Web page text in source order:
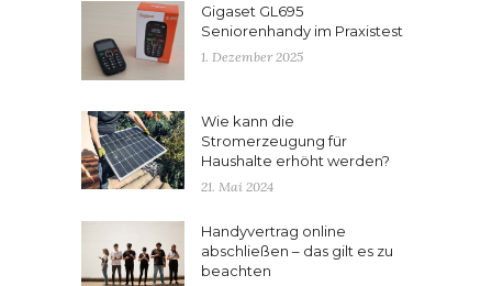
Gigaset GL695
Seniorenhandy im Praxistest
1. Dezember 2025
Wie kann die
Stromerzeugung für
Haushalte erhöht werden?
21. Mai 2024
Handyvertrag online
abschließen – das gilt es zu
beachten